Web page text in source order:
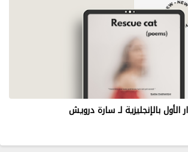
بالإنجليزية لـ سارة درويش